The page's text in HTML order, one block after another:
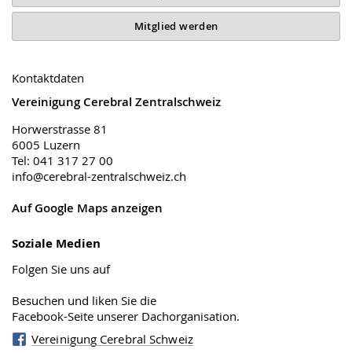
Mitglied werden
Kontaktdaten
Vereinigung Cerebral Zentralschweiz
Horwerstrasse 81
6005 Luzern
Tel: 041 317 27 00
info@cerebral-zentralschweiz.ch
Auf Google Maps anzeigen
Soziale Medien
Folgen Sie uns auf
Besuchen und liken Sie die
Facebook-Seite unserer Dachorganisation.
Vereinigung Cerebral Schweiz